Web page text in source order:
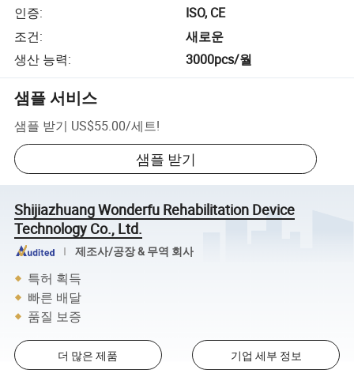
인증:
ISO, CE
조건:
새로운
생산 능력: 3000pcs/월
샘플 서비스
샘플 받기 US$55.00/세트!
샘플 받기
Shijiazhuang Wonderfu Rehabilitation Device
Technology Co., Ltd.
제조사/공장 & 무역 회사
특허 획득
빠른 배달
품질 보증
더 많은 제품 기업 세부 정보